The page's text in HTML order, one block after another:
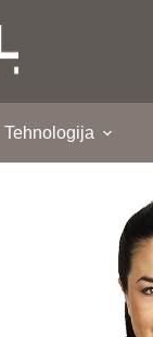
Tehnologija